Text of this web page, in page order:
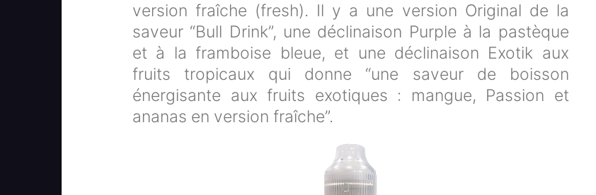
version fraîche (fresh). Il y a une version Original de la
saveur “Bull Drink”, une déclinaison Purple à la pastèque
et à la framboise bleue, et une déclinaison Exotik aux
fruits tropicaux qui donne “une saveur de boisson
énergisante aux fruits exotiques : mangue, Passion et
ananas en version fraîche”.